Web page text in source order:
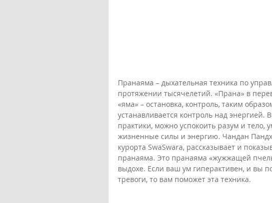
Пранаяма – дыхательная техника по
протяжении тысячелетий. «Прана» в
«яма» – остановка, контроль, таким
устанавливается контроль над
практики, можно успокоить разум и тело,
жизненные силы и энергию. Чандан
курорта SwaSwara, рассказывает и
пранаяма. Это пранаяма «жужжащей
выдохе. Если ваш ум гиперактивен, и вы
тревоги, то вам поможет эта техника.